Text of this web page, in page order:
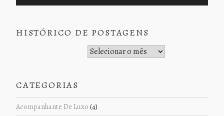
HISTÓRICO DE POSTAGENS
CATEGORIAS
Acompanhante De Luxo (4)